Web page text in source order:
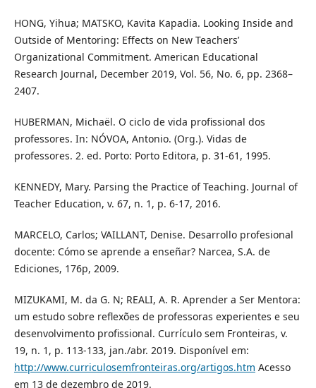
HONG, Yihua; MATSKO, Kavita Kapadia. Looking Inside and
Outside of Mentoring: Effects on New Teachers’
Organizational Commitment. American Educational
Research Journal, December 2019, Vol. 56, No. 6, pp. 2368–
2407.
HUBERMAN, Michaël. O ciclo de vida profissional dos
professores. In: NÓVOA, Antonio. (Org.). Vidas de
professores. 2. ed. Porto: Porto Editora, p. 31-61, 1995.
KENNEDY, Mary. Parsing the Practice of Teaching. Journal of
Teacher Education, v. 67, n. 1, p. 6-17, 2016.
MARCELO, Carlos; VAILLANT, Denise. Desarrollo profesional
docente: Cómo se aprende a enseñar? Narcea, S.A. de
Ediciones, 176p, 2009.
MIZUKAMI, M. da G. N; REALI, A. R. Aprender a Ser Mentora:
um estudo sobre reflexões de professoras experientes e seu
desenvolvimento profissional. Currículo sem Fronteiras, v.
19, n. 1, p. 113-133, jan./abr. 2019. Disponível em:
http://www.curriculosemfronteiras.org/artigos.htm Acesso
em 13 de dezembro de 2019.